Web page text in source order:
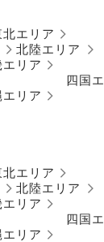
北エリア
北陸エリア
エリア
四国
エリア
北エリア
北陸エリア
エリア
四国
エリア